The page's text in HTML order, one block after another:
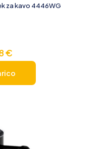
za kavo 4446WG
€